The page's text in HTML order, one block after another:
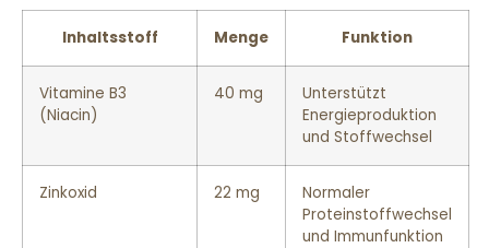
Inhaltsstoff Menge Funktion
Vitamine B3
(Niacin)
40 mg
Unterstützt
Energieproduktion
und Stoffwechsel
Zinkoxid 22 mg
Normaler
Proteinstoffwechsel
und Immunfunktion